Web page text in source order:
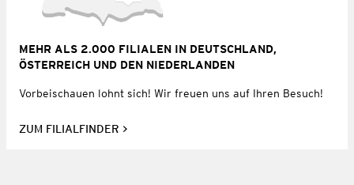
MEHR ALS 2.000 FILIALEN IN DEUTSCHLAND,
ÖSTERREICH UND DEN NIEDERLANDEN
Vorbeischauen lohnt sich! Wir freuen uns auf Ihren Besuch!
ZUM FILIALFINDER